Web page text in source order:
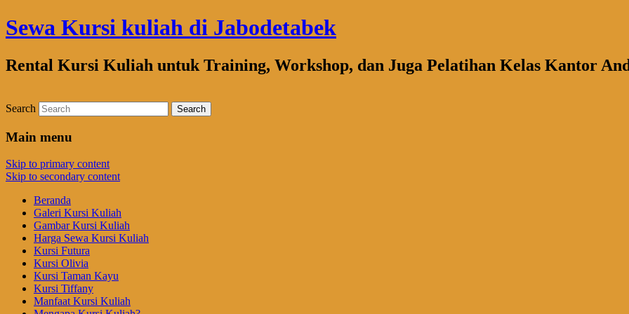
Sewa Kursi kuliah di Jabodetabek
Rental Kursi Kuliah untuk Training, Workshop, dan Juga Pelatihan Kelas Kantor
Search
Main menu
Skip to primary content
Skip to secondary content
Beranda
Galeri Kursi Kuliah
Gambar Kursi Kuliah
Harga Sewa Kursi Kuliah
Kursi Futura
Kursi Olivia
Kursi Taman Kayu
Kursi Tiffany
Manfaat Kursi Kuliah